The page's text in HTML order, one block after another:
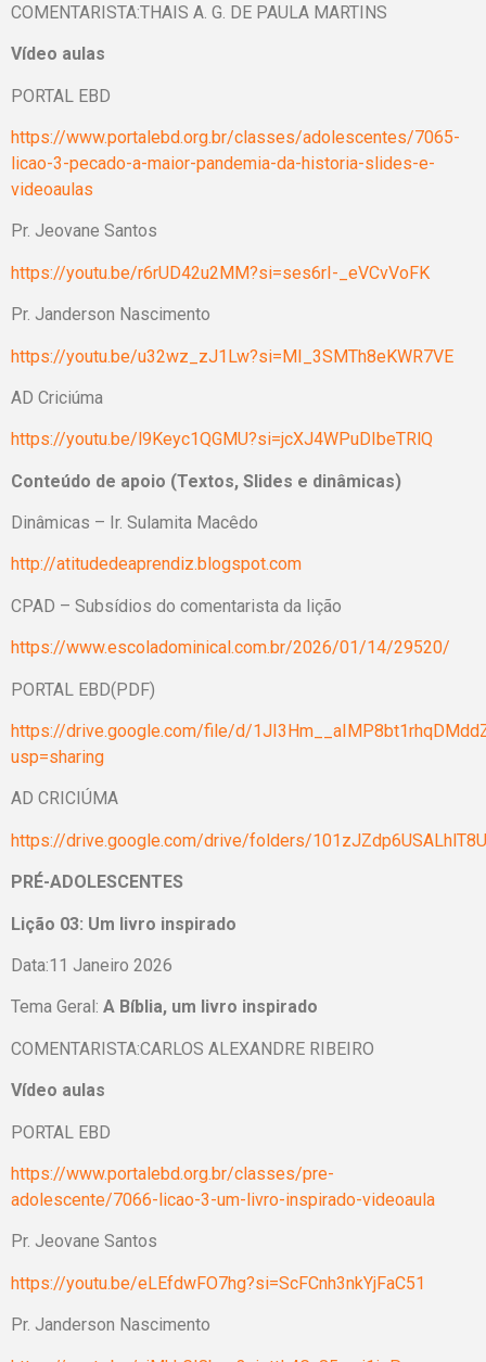
COMENTARISTA:THAIS A. G. DE PAULA MARTINS
Vídeo aulas
PORTAL EBD
https://www.portalebd.org.br/classes/adolescentes/7065-
licao-3-pecado-a-maior-pandemia-da-historia-slides-e-
videoaulas
Pr. Jeovane Santos
https://youtu.be/r6rUD42u2MM?si=ses6rI-_eVCvVoFK
Pr. Janderson Nascimento
https://youtu.be/u32wz_zJ1Lw?si=MI_3SMTh8eKWR7VE
AD Criciúma
https://youtu.be/l9Keyc1QGMU?si=jcXJ4WPuDIbeTRlQ
Conteúdo de apoio (Textos, Slides e dinâmicas)
Dinâmicas – Ir. Sulamita Macêdo
http://atitudedeaprendiz.blogspot.com
CPAD – Subsídios do comentarista da lição
https://www.escoladominical.com.br/2026/01/14/29520/
PORTAL EBD(PDF)
https://drive.google.com/file/d/
usp=sharing
AD CRICIÚMA
https://drive.google.com/drive/folders/
PRÉ-ADOLESCENTES
Lição 03: Um livro inspirado
Data:11 Janeiro 2026
Tema Geral: A Bíblia, um livro inspirado
COMENTARISTA:CARLOS ALEXANDRE RIBEIRO
Vídeo aulas
PORTAL EBD
https://www.portalebd.org.br/classes/pre-
adolescente/7066-licao-3-um-livro-inspirado-videoaula
Pr. Jeovane Santos
https://youtu.be/eLEfdwFO7hg?si=ScFCnh3nkYjFaC51
Pr. Janderson Nascimento